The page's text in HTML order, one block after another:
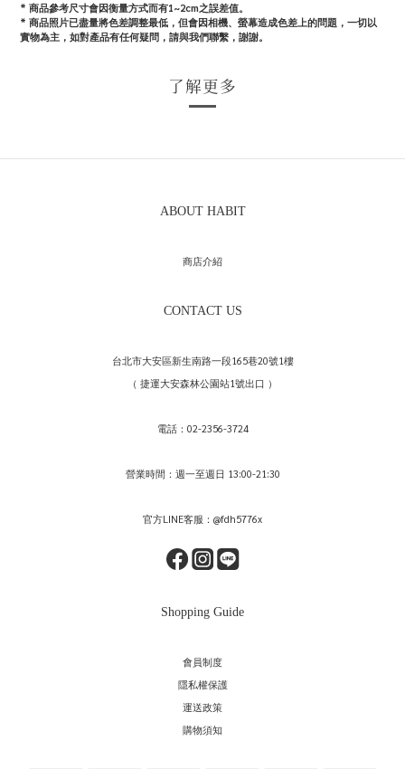
* 商品參考尺寸會因衡量方式而有1~2cm之誤差值。
* 商品照片已盡量將色差調整最低，但會因相機、螢幕造成色差上的問題，一切以
實物為主，如對產品有任何疑問，請與我們聯繫，謝謝。
了解更多
ABOUT HABIT
商店介紹
CONTACT US
台北市大安區新生南路一段165巷20號1樓
（ 捷運大安森林公園站1號出口 ）
電話：02-2356-3724
營業時間：週一至週日 13:00-21:30
官方LINE客服：@fdh5776x
Shopping Guide
會員制度
隱私權保護
運送政策
購物須知